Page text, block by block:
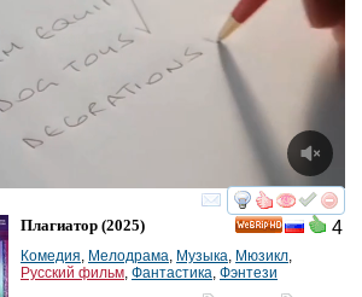
смотреть
4
Плагиатор (2025)
Комедия, Мелодрама, Музыка, Мюзикл,
Русский фильм, Фантастика, Фэнтези